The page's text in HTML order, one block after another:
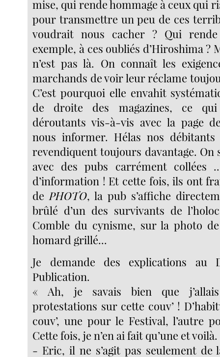
mise, qui rende hommage à ceux qui
pour transmettre un peu de ces
voudrait nous cacher ? Qui
exemple, à ces oubliés d’Hiroshima ?
n’est pas là. On connaît les
marchands de voir leur réclame
C’est pourquoi elle envahit
de droite des magazines, ce
déroutants vis-à-vis avec la page
nous informer. Hélas nos
revendiquent toujours davantage. On
avec des pubs carrément collées
d’information ! Et cette fois, ils ont
de PHOTO, la pub s’affiche
brûlé d’un des survivants de
Comble du cynisme, sur la photo
homard grillé...
Je demande des explications au
Publication.
« Ah, je savais bien que
protestations sur cette couv’ !
couv’, une pour le Festival, l’autre
Cette fois, je n’en ai fait qu’une et voilà.
- Eric, il ne s’agit pas seulement de